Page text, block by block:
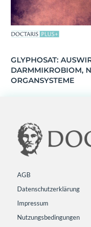
GLYPHOSAT:
DARMMIKROBIOM,
ORGANSYSTEME
AGB
Datenschutzerklärung
Impressum
Nutzungsbedingungen